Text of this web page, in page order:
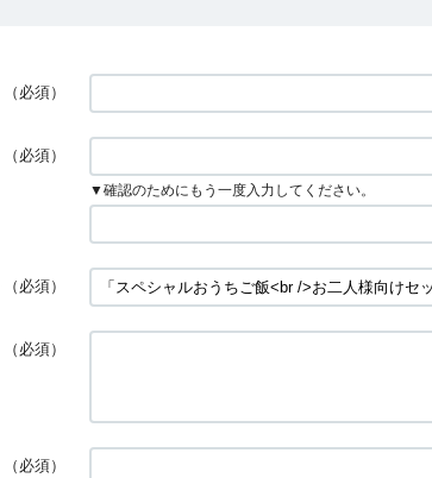
（必須）
（必須）
▼確認のためにもう一度入力してください。
（必須）
（必須）
（必須）